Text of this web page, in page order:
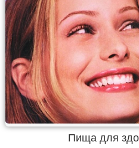
Пища для